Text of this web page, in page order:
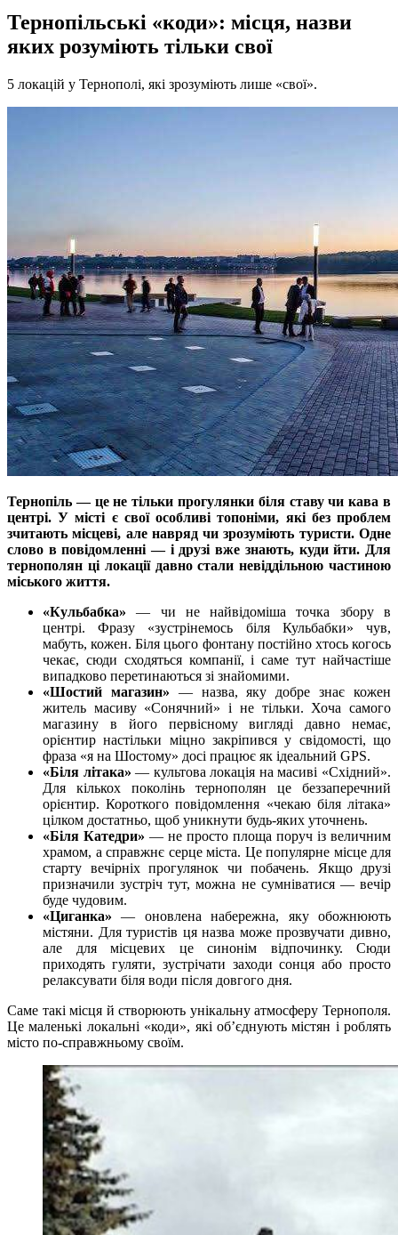
Тернопільські «коди»: місця, назви
яких розуміють тільки свої
5 локацій у Тернополі, які зрозуміють лише «свої».
Тернопіль — це не тільки прогулянки біля ставу чи кава в
центрі. У місті є свої особливі топоніми, які без проблем
зчитають місцеві, але навряд чи зрозуміють туристи. Одне
слово в повідомленні — і друзі вже знають, куди йти. Для
тернополян ці локації давно стали невіддільною частиною
міського життя.
«Кульбабка» — чи не найвідоміша точка збору в
центрі. Фразу «зустрінемось біля Кульбабки» чув,
мабуть, кожен. Біля цього фонтану постійно хтось когось
чекає, сюди сходяться компанії, і саме тут найчастіше
випадково перетинаються зі знайомими.
«Шостий магазин» — назва, яку добре знає кожен
житель масиву «Сонячний» і не тільки. Хоча самого
магазину в його первісному вигляді давно немає,
орієнтир настільки міцно закріпився у свідомості, що
фраза «я на Шостому» досі працює як ідеальний GPS.
«Біля літака» — культова локація на масиві «Східний».
Для кількох поколінь тернополян це беззаперечний
орієнтир. Короткого повідомлення «чекаю біля літака»
цілком достатньо, щоб уникнути будь-яких уточнень.
«Біля Катедри» — не просто площа поруч із величним
храмом, а справжнє серце міста. Це популярне місце для
старту вечірніх прогулянок чи побачень. Якщо друзі
призначили зустріч тут, можна не сумніватися — вечір
буде чудовим.
«Циганка» — оновлена набережна, яку обожнюють
містяни. Для туристів ця назва може прозвучати дивно,
але для місцевих це синонім відпочинку. Сюди
приходять гуляти, зустрічати заходи сонця або просто
релаксувати біля води після довгого дня.
Саме такі місця й створюють унікальну атмосферу Тернополя.
Це маленькі локальні «коди», які об’єднують містян і роблять
місто по-справжньому своїм.